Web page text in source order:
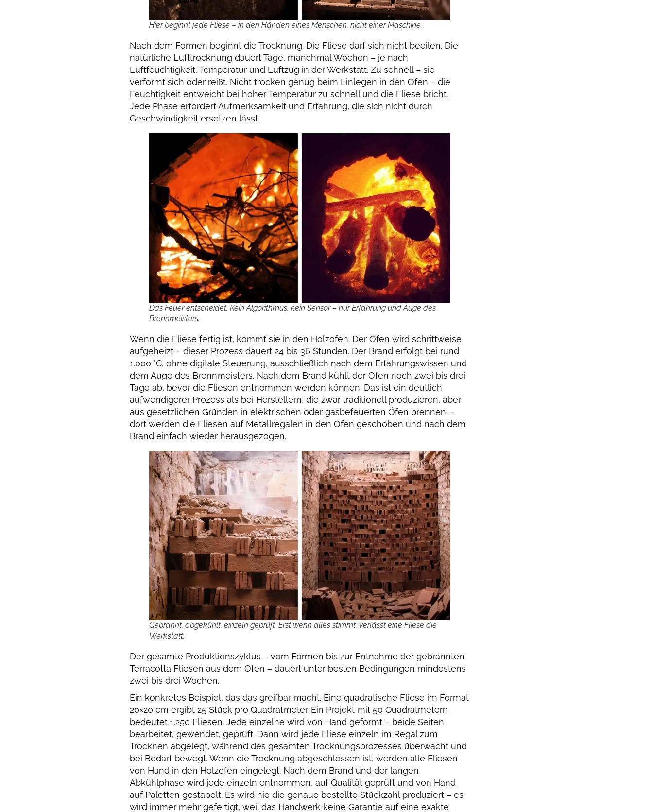
Hier beginnt jede Fliese – in den Händen eines Menschen, nicht einer Maschine.
Nach dem Formen beginnt die Trocknung. Die Fliese darf sich nicht beeilen. Die
natürliche Lufttrocknung dauert Tage, manchmal Wochen – je nach
Luftfeuchtigkeit, Temperatur und Luftzug in der Werkstatt. Zu schnell – sie
verformt sich oder reißt. Nicht trocken genug beim Einlegen in den Ofen – die
Feuchtigkeit entweicht bei hoher Temperatur zu schnell und die Fliese bricht.
Jede Phase erfordert Aufmerksamkeit und Erfahrung, die sich nicht durch
Geschwindigkeit ersetzen lässt.
Das Feuer entscheidet. Kein Algorithmus, kein Sensor – nur Erfahrung und Auge des
Brennmeisters.
Wenn die Fliese fertig ist, kommt sie in den Holzofen. Der Ofen wird schrittweise
aufgeheizt – dieser Prozess dauert 24 bis 36 Stunden. Der Brand erfolgt bei rund
1.000 °C, ohne digitale Steuerung, ausschließlich nach dem Erfahrungswissen und
dem Auge des Brennmeisters. Nach dem Brand kühlt der Ofen noch zwei bis drei
Tage ab, bevor die Fliesen entnommen werden können. Das ist ein deutlich
aufwendigerer Prozess als bei Herstellern, die zwar traditionell produzieren, aber
aus gesetzlichen Gründen in elektrischen oder gasbefeuerten Öfen brennen –
dort werden die Fliesen auf Metallregalen in den Ofen geschoben und nach dem
Brand einfach wieder herausgezogen.
Gebrannt, abgekühlt, einzeln geprüft. Erst wenn alles stimmt, verlässt eine Fliese die
Werkstatt.
Der gesamte Produktionszyklus – vom Formen bis zur Entnahme der gebrannten
Terracotta Fliesen aus dem Ofen – dauert unter besten Bedingungen mindestens
zwei bis drei Wochen.
Ein konkretes Beispiel, das das greifbar macht. Eine quadratische Fliese im Format
20×20 cm ergibt 25 Stück pro Quadratmeter. Ein Projekt mit 50 Quadratmetern
bedeutet 1.250 Fliesen. Jede einzelne wird von Hand geformt – beide Seiten
bearbeitet, gewendet, geprüft. Dann wird jede Fliese einzeln im Regal zum
Trocknen abgelegt, während des gesamten Trocknungsprozesses überwacht und
bei Bedarf bewegt. Wenn die Trocknung abgeschlossen ist, werden alle Fliesen
von Hand in den Holzofen eingelegt. Nach dem Brand und der langen
Abkühlphase wird jede einzeln entnommen, auf Qualität geprüft und von Hand
auf Paletten gestapelt. Es wird nie die genaue bestellte Stückzahl produziert – es
wird immer mehr gefertigt, weil das Handwerk keine Garantie auf eine exakte